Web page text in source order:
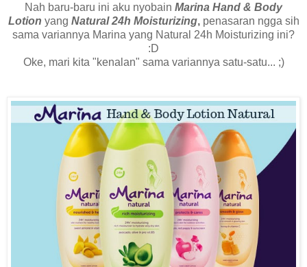
Nah baru-baru ini aku nyobain Marina Hand & Body
Lotion yang Natural 24h Moisturizing, penasaran ngga sih
sama variannya Marina yang Natural 24h Moisturizing ini?
:D
Oke, mari kita "kenalan" sama variannya satu-satu... ;)